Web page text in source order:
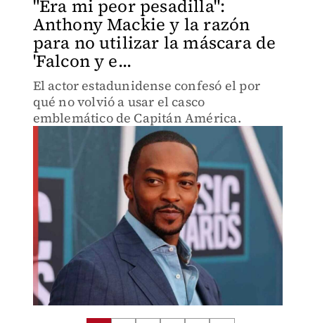
"Era mi peor pesadilla":
Anthony Mackie y la razón
para no utilizar la máscara de
'Falcon y e...
El actor estadunidense confesó el por
qué no volvió a usar el casco
emblemático de Capitán América.